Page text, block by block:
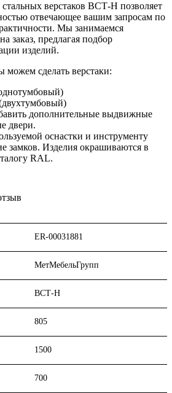
стальных верстаков ВСТ-Н позволяет
отвечающее вашим запросам по
Мы занимаемся
заказ, предлагая подбор
изделий.
сделать верстаки:
дополнительные выдвижные
двери.
оснастки и инструменту
замков. Изделия окрашиваются в
RAL.
ER-00031881
МетМебельГрупп
ВСТ-Н
805
1500
700